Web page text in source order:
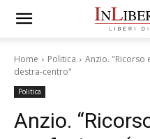
Home Politica
Anzio. "Ricorso
destra-centro"
Politica
Anzio.